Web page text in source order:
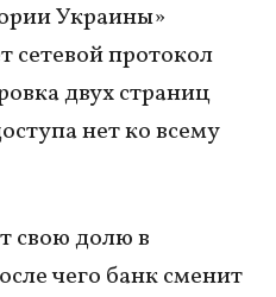
Украины»
сетевой протокол
двух страниц
нет ко всему
свою долю в
чего банк сменит